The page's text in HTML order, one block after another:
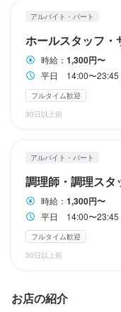
アルバイト・パート
ホールスタッフ・
時給： 1,300円〜
平日 14:00〜23:45 土日祝日 11:30〜23:45
フルタイム歓迎
30日以上前
アルバイト・パート
調理師・調理スタ
時給： 1,300円〜
平日 14:00〜23:45 土日祝日 11:30〜23:45
フルタイム歓迎
30日以上前
お店の紹介
これまでの店長・マネ
この仕事のおす
2025年オープンの日比
2種類のおでん出汁は鶏
【好待遇×休みもしっか
店長・料理長候補は 月
万円からスタート。
（いずれも固定残業代
さらに、昇給やインセ
しっかり反映される環境
ますが、当店では 週2日
・料理やドリンクの提供
ホール業務全般をお任せ
お客さまと直接接する
お店の印象につながり
心地よい時間を過ごし
この仕事のおす
2025年オープンの日比
2種類のおでん出汁は鶏
これまでの店長・マネ
この仕事のおす
2025年オープンの日比
2種類のおでん出汁は鶏
【好待遇×休みもしっか
店長・料理長候補は 月
万円からスタート。
（いずれも固定残業代
さらに、昇給やインセ
しっかり反映される環境
ますが、当店では 週2日
・盛り付けや提供前の最
キッチン業務全般をお
食材の準備から仕上げ
上げるやりがいを感じ
これまでに和食調理の
この仕事のおすす
2025年オープンの日
2種類のおでん出汁は鶏
事業拡大にともない幅
【好待遇×休みもしっか
現在、店舗拡大に伴い
オープニングスタッフ
きるチャンスがありま
「一から挑戦したい」
ます。
【柔軟に働ける職場です
週2日から勤務OK、1
家事や予定に合わせて
立もしやすい環境です。
「しっかり稼ぎたい」
します。
当店では、お客様ご自
・オーダーはスマホア
当店ではお客様がスマ
入。スタッフが聞きに
す。
・新しい店舗で働ける
関係をこれから築けま
いるため、「人間関係
う方にも最適です。
応募資格
未経験者歓迎
当店ではお客様がスマ
入。スタッフが聞きに
す。
・新しい店舗で働ける
2025年3月にオープン
関係をこれから築けま
う方にも最適です。
身に付くスキル
包丁さばき 盛り付け技術